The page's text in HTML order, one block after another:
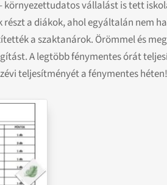
vállalást is tett
a diákok, ahol egyáltalán nem
a szaktanárok. Örömmel és
A legtöbb fénymentes órát
teljesítményét a fénymentes héten!